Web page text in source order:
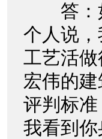
答：如
个人说
工艺活
宏伟的
评判标
我看到